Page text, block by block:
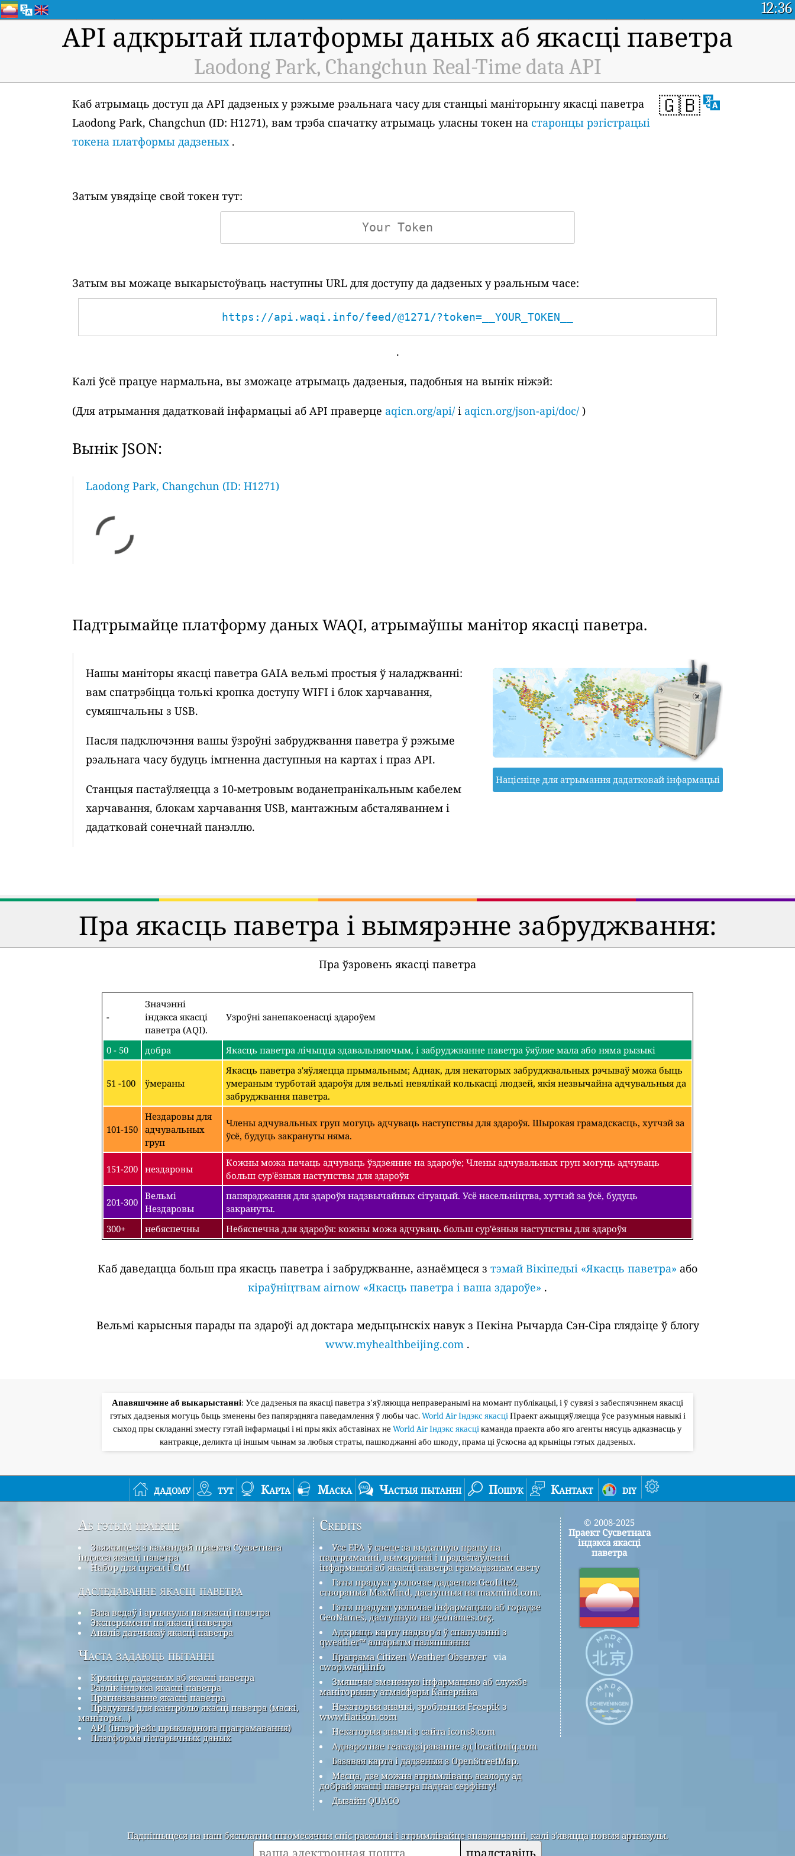
12:36
API адкрытай платформы даных аб якасці паветра
Laodong Park, Changchun Real-Time data API
🇬🇧
Каб атрымаць доступ да API дадзеных у рэжыме рэальнага часу для станцыі маніторынгу якасці паветра
Laodong Park, Changchun (ID: H1271), вам трэба спачатку атрымаць уласны токен на старонцы рэгістрацыі
токена платформы дадзеных.
Затым увядзіце свой токен тут:
Затым вы можаце выкарыстоўваць наступны URL для доступу да дадзеных у рэальным часе:
https://api.waqi.info/feed/@1271/?token=__YOUR_TOKEN__
.
Калі ўсё працуе нармальна, вы зможаце атрымаць дадзеныя, падобныя на вынік ніжэй:
(Для атрымання дадатковай інфармацыі аб API праверце aqicn.org/api/ і aqicn.org/json-api/doc/ )
Вынік JSON:
Laodong Park, Changchun (ID: H1271)
Падтрымайце платформу даных WAQI, атрымаўшы манітор якасці паветра.
Нашы маніторы якасці паветра GAIA вельмі простыя ў наладжванні:
вам спатрэбіцца толькі кропка доступу WIFI і блок харчавання,
сумяшчальны з USB.
Пасля падключэння вашы ўзроўні забруджвання паветра ў рэжыме
рэальнага часу будуць імгненна даступныя на картах і праз API.
Станцыя пастаўляецца з 10-метровым воданепранікальным кабелем
харчавання, блокам харчавання USB, мантажным абсталяваннем і
дадатковай сонечнай панэллю.
Націсніце для атрымання дадатковай інфармацыі
Пра якасць паветра і вымярэнне забруджвання:
Пра ўзровень якасці паветра
-
Значэнні
індэкса якасці
паветра (AQI).
Узроўні занепакоенасці здароўем
0 - 50 добра Якасць паветра лічыцца здавальняючым, і забруджванне паветра ўяўляе мала або няма рызыкі
51 -100 ўмераны
Якасць паветра з'яўляецца прымальным; Аднак, для некаторых забруджвальных рэчываў можа быць
умераным турботай здароўя для вельмі невялікай колькасці людзей, якія незвычайна адчувальныя да
забруджвання паветра.
101-150
Нездаровы для
адчувальных
груп
Члены адчувальных груп могуць адчуваць наступствы для здароўя. Шырокая грамадскасць, хутчэй за
ўсё, будуць закрануты няма.
151-200 нездаровы
Кожны можа пачаць адчуваць ўздзеянне на здароўе; Члены адчувальных груп могуць адчуваць
больш сур'ёзныя наступствы для здароўя
201-300
Вельмі
Нездаровы
папярэджання для здароўя надзвычайных сітуацый. Усё насельніцтва, хутчэй за ўсё, будуць
закрануты.
300+
небяспечны Небяспечна для здароўя: кожны можа адчуваць больш сур'ёзныя наступствы для здароўя
Каб даведацца больш пра якасць паветра і забруджванне, азнаёмцеся з тэмай Вікіпедыі «Якасць паветра» або
кіраўніцтвам airnow «Якасць паветра і ваша здароўе» .
Вельмі карысныя парады па здароўі ад доктара медыцынскіх навук з Пекіна Рычарда Сэн-Сіра глядзіце ў блогу
www.myhealthbeijing.com .
Апавяшчэнне аб выкарыстанні: Усе дадзеныя па якасці паветра з'яўляюцца неправеранымі на момант публікацыі, і ў сувязі з забеспячэннем якасці
гэтых дадзеныя могуць быць зменены без папярэдняга паведамлення ў любы час.World Air Індэкс якасціПраект ажыццяўляецца ўсе разумныя навыкі і
сыход пры складанні зместу гэтай інфармацыі і ні пры якіх абставінах не World Air Індэкс якасцікаманда праекта або яго агенты нясуць адказнасць у
кантракце, деликта ці іншым чынам за любыя страты, пашкоджанні або шкоду, прама ці ўскосна ад крыніцы гэтых дадзеных.
дадому тут Карта Маска Частыя пытанні Пошук Кантакт diy
Аб гэтым праекце
Звяжыцеся з камандай праекта Сусветнага
індэкса якасці паветра
Набор для прэсы і СМІ
даследаванне якасці паветра
База ведаў і артыкулы па якасці паветра
Эксперымент па якасці паветра
Аналіз датчыкаў якасці паветра
Часта задаюць пытанні
Крыніца дадзеных аб якасці паветра
Разлік індэкса якасці паветра
Прагназаванне якасці паветра
Прадукты для кантролю якасці паветра (маскі,
маніторы…)
API (інтэрфейс прыкладнога праграмавання)
Платформа гістарычных даных
Credits
Усе EPA ў свеце за выдатную працу па
падтрыманні, вымярэнні і прадастаўленні
інфармацыі аб якасці паветра грамадзянам свету
Гэты прадукт уключае дадзеныя GeoLite2,
створаныя MaxMind, даступныя на maxmind.com.
Гэты прадукт уключае інфармацыю аб горадзе
GeoNames, даступную на geonames.org.
Адкрыць карту надвор'я ў спалучэнні з
qweather™ алгарытм паляпшэння
Праграма Citizen Weather Observer via
cwop.waqi.info
Змяшчае змененую інфармацыю аб службе
маніторынгу атмасферы Каперніка
Некаторыя значкі, зробленыя Freepik з
www.flaticon.com
Некаторыя значкі з сайта icons8.com
Адваротнае геакадзіраванне ад locationiq.com
Базавая карта і дадзеныя з OpenStreetMap.
Месца, дзе можна атрымліваць асалоду ад
добрай якасці паветра падчас серфінгу!
Дызайн QUACO
© 2008-2025
Праект Сусветнага
індэкса якасці
паветра
Падпішыцеся на наш бясплатны штомесячны спіс рассылкі і атрымлівайце апавяшчэнні, калі з'явяцца новыя артыкулы.
прадставіць